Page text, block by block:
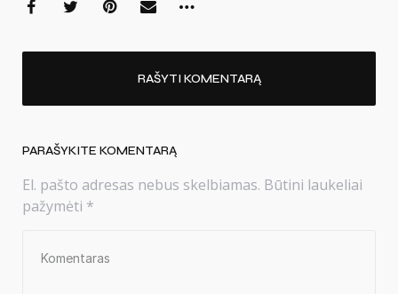
RAŠYTI KOMENTARĄ
PARAŠYKITE KOMENTARĄ
El. pašto adresas nebus skelbiamas. Būtini laukeliai
pažymėti *